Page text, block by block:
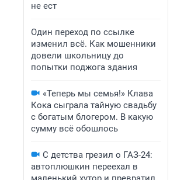
не ест
Один переход по ссылке
изменил всё. Как мошенники
довели школьницу до
попытки поджога здания
«Теперь мы семья!» Клава
Кока сыграла тайную свадьбу
с богатым блогером. В какую
сумму всё обошлось
С детства грезил о ГАЗ-24:
автоплюшкин переехал в